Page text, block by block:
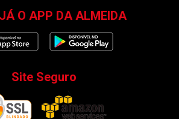
O APP DA ALMEIDA
Site Seguro